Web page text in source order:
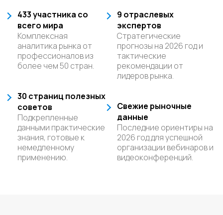
433 участника со
всего мира
Комплексная
аналитика рынка от
профессионалов из
более чем 50 стран.
30 страниц полезных
советов
Подкрепленные
данными практические
знания, готовые к
немедленному
применению.
9 отраслевых
экспертов
Стратегические
прогнозы на 2026 год и
тактические
рекомендации от
лидеров рынка.
Свежие рыночные
данные
Последние ориентиры на
2026 год для успешной
организации вебинаров и
видеоконференций.